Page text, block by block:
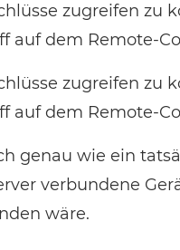
zugreifen zu
auf dem Remote-
zugreifen zu
auf dem Remote-
genau wie ein
verbundene
wäre.